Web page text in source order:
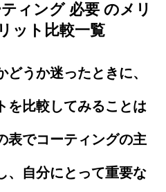
ィング 必要 のメリ
ット比較一覧
うか迷ったときに、
を比較してみることは
表でコーティングの主
、自分にとって重要な